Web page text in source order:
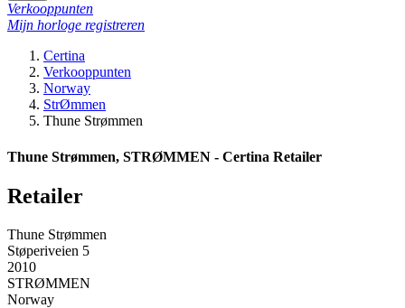
Verkooppunten
Mijn horloge registreren
Certina
Verkooppunten
Norway
StrØmmen
Thune Strømmen
Thune Strømmen, STRØMMEN - Certina Retailer
Retailer
Thune Strømmen
Støperiveien 5
2010
STRØMMEN
Norway